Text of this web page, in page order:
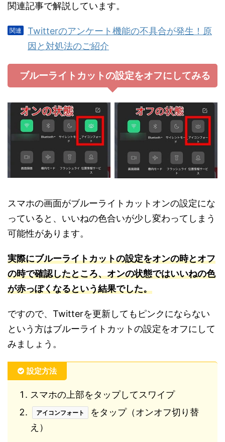
関連記事で解説しています。
Twitterのアンケート機能の不具合が発生！原
因と対処法のご紹介
ブルーライトカットの設定をオフにしてみる
スマホの画面がブルーライトカットオンの設定にな
っていると、いいねの色合いが少し変わってしまう
可能性があります。
実際にブルーライトカットの設定をオンの時とオフ
の時で確認したところ、オンの状態ではいいねの色
が赤っぽくなるという結果でした。
ですので、Twitterを更新してもピンクにならない
という方はブルーライトカットの設定をオフにして
みましょう。
設定方法
スマホの上部をタップしてスワイプ
アイコンフォート
をタップ（オンオフ切り替
え）